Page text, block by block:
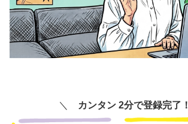
＼ カンタン 2分で登録完了！